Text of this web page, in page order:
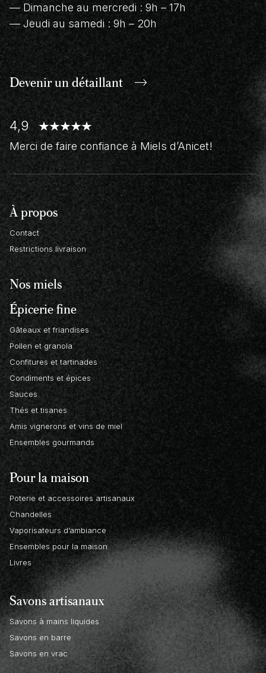
À propos
Contact
Restrictions livraison
Nos miels
Épicerie fine
Gâteaux et friandises
Pollen et granola
Confitures et tartinades
Condiments et épices
Sauces
Thés et tisanes
Amis vignerons et vins de miel
Ensembles gourmands
Pour la maison
Poterie et accessoires artisanaux
Chandelles
Vaporisateurs d’ambiance
Ensembles pour la maison
Livres
Savons artisanaux
Savons à mains liquides
Savons en barre
Savons en vrac
— Dimanche au mercredi : 9h – 17h
— Jeudi au samedi : 9h – 20h
Devenir undétaillant
4,9
Merci de faire confiance à Miels d’Anicet!